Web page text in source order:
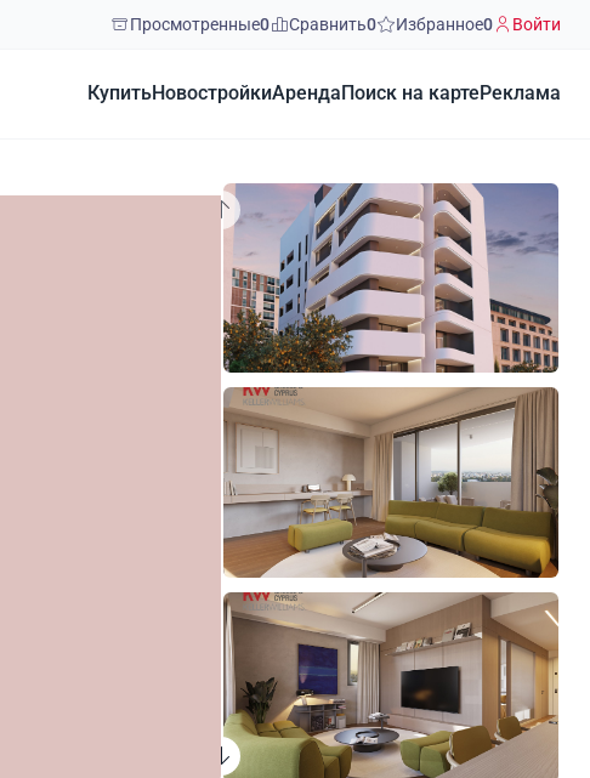
Просмотренные0 Сравнить0 Избранное0 Войти
КупитьНовостройкиАренда Поиск на карте Реклама